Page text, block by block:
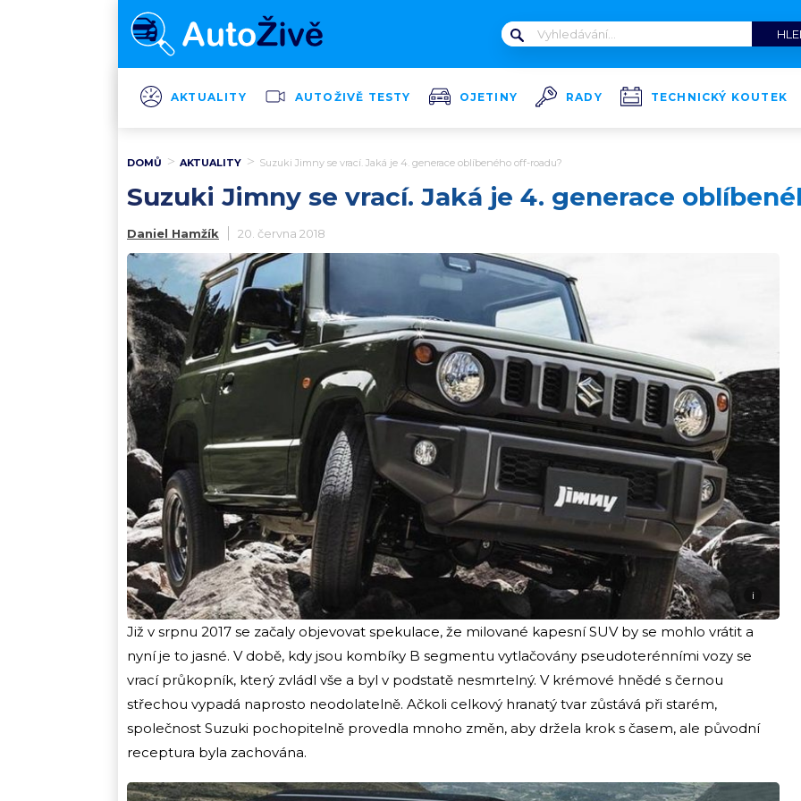
AKTUALITY AUTOŽIVĚ TESTY OJETINY RADY TECHNICKÝ KOUTEK
DOMŮ AKTUALITY Suzuki Jimny se vrací. Jaká je 4. generace oblíbeného off-roadu?
Suzuki Jimny se vrací. Jaká je 4. generace
Daniel Hamžík 20. června 2018
i
Již v srpnu 2017 se začaly objevovat spekulace, že milované kapesní SUV by se mohlo vrátit a
nyní je to jasné. V době, kdy jsou kombíky B segmentu vytlačovány pseudoterénními vozy se
vrací průkopník, který zvládl vše a byl v podstatě nesmrtelný. V krémové hnědé s černou
střechou vypadá naprosto neodolatelně. Ačkoli celkový hranatý tvar zůstává při starém,
společnost Suzuki pochopitelně provedla mnoho změn, aby držela krok s časem, ale původní
receptura byla zachována.